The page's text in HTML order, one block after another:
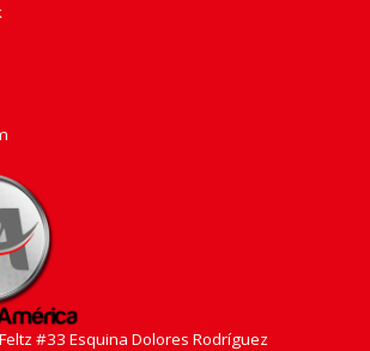
#33 Esquina Dolores Rodríguez